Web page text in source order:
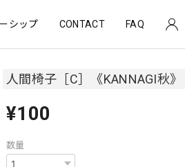
シップ CONTACT FAQ
人間椅子［C］《KANNAGI秋》
¥100
数量